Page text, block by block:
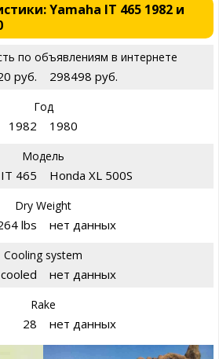
Yamaha IT 465 1982 и
по объявлениям в интернете
руб. 298498 руб.
Год
1982 1980
Модель
465 Honda XL 500S
Dry Weight
lbs нет данных
Cooling system
нет данных
Rake
28 нет данных